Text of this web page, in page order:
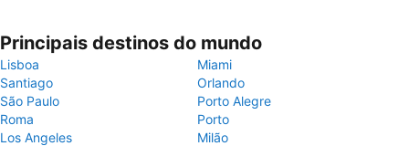
Principais destinos do mundo
Lisboa
Miami
Santiago
Orlando
São Paulo
Porto Alegre
Roma
Porto
Los Angeles
Milão